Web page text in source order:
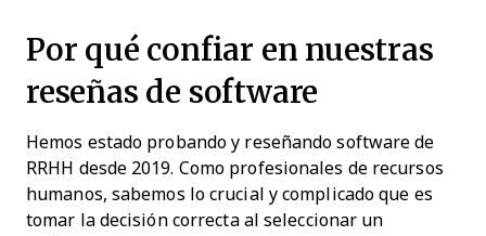
Por qué confiar en nuestras
reseñas de software
Hemos estado probando y reseñando software de
RRHH desde 2019. Como profesionales de recursos
humanos, sabemos lo crucial y complicado que es
tomar la decisión correcta al seleccionar un